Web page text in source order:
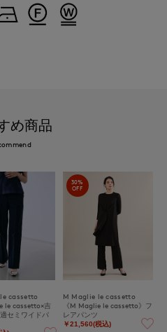
め商品
cassetto
le cassetto×吉
セミワイドパ
30%
OFF
M Maglie le cassetto
《M Maglie le cassetto》フ
レアパンツ
￥21,560(税込)